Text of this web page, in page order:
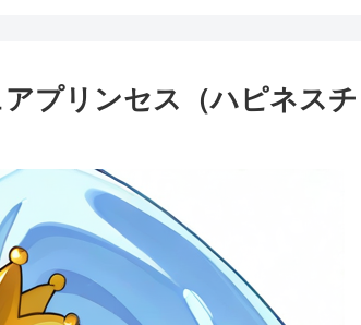
プリンセス（ハピネスチ